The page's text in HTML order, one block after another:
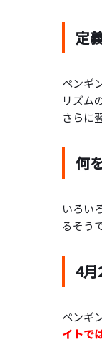
定
ペンギ
リズム
さらに
何
いろい
るそう
4月
ペンギ
イトで